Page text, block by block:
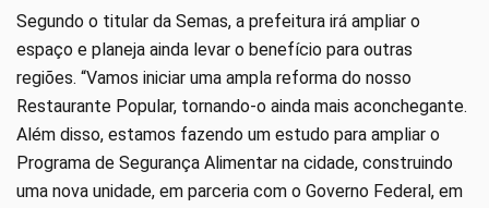
Segundo o titular da Semas, a prefeitura irá ampliar o
espaço e planeja ainda levar o benefício para outras
regiões. “Vamos iniciar uma ampla reforma do nosso
Restaurante Popular, tornando-o ainda mais aconchegante.
Além disso, estamos fazendo um estudo para ampliar o
Programa de Segurança Alimentar na cidade, construindo
uma nova unidade, em parceria com o Governo Federal, em